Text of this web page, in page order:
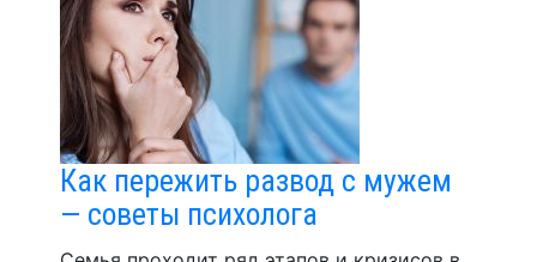
Как пережить развод с мужем
— советы психолога